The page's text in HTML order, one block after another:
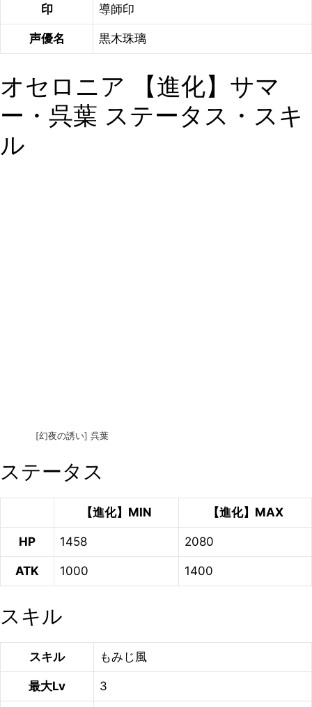
印 導師印
声優名 黒木珠璃
オセロニア 【進化】サマ
ー・呉葉 ステータス・スキ
ル
[幻夜の誘い] 呉葉
ステータス
【進化】MIN 【進化】MAX
HP 1458 2080
ATK 1000 1400
スキル
スキル もみじ風
最大Lv 3